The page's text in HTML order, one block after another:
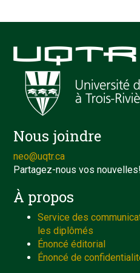
Nous joindre
neo@uqtr.ca
Partagez-nous vos nouvelles!
À propos
Service des
les diplômés
Énoncé éditorial
Énoncé de